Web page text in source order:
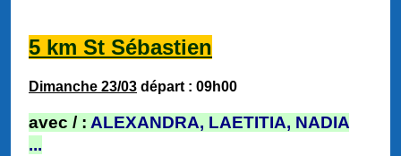
5 km St Sébastien
Dimanche 23/03 départ : 09h00
avec / : ALEXANDRA, LAETITIA, NADIA
...